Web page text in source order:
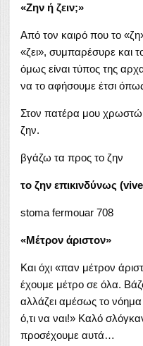
«Ζην ή ζειν;»
Από τον καιρό που το
«ζει», συμπαρέσυρε και
όμως είναι τύπος της
να το αφήσουμε έτσι
Στον πατέρα μου χρωστώ
ζην.
βγάζω τα προς το ζην
το ζην επικινδύνως
stoma fermouar 708
«Μέτρον άριστον»
Και όχι «παν μέτρον
έχουμε μέτρο σε όλα.
αλλάζει αμέσως το νόημα
ό,τι να ναι!» Καλό
προσέχουμε αυτά…